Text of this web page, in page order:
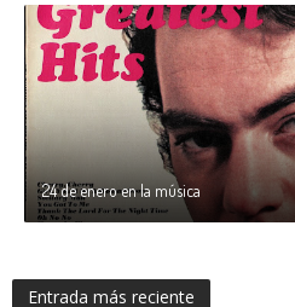
24 de enero en la música
Entrada más reciente